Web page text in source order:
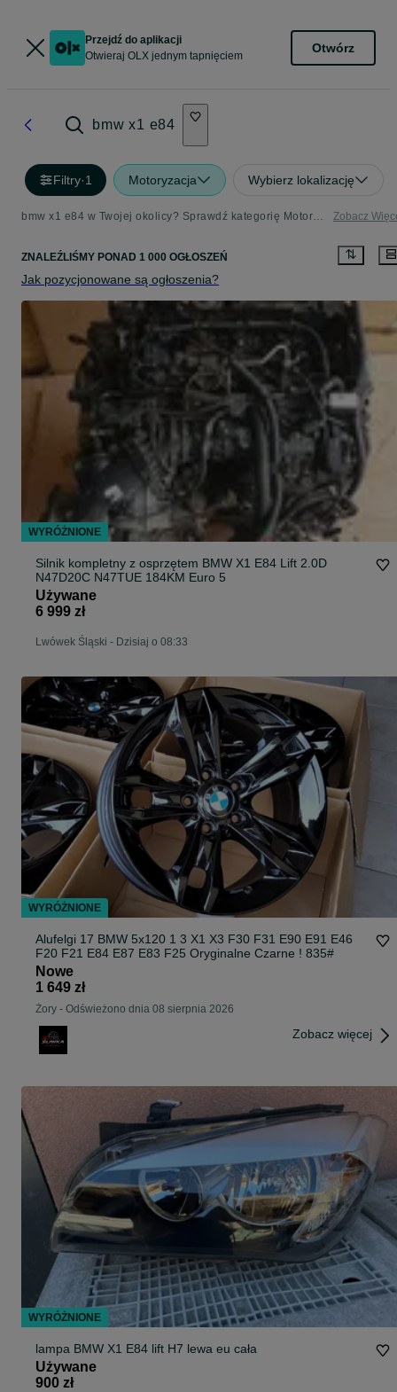
Przejdź do aplikacji
Otwieraj OLX jednym tapnięciem
Otwórz
bmw x1 e84
Filtry·1 Motoryzacja Wybierz lokalizację
bmw x1 e84 w Twojej okolicy? Sprawdź kategorię Motoryzacja Zobacz
ZNALEŹLIŚMY PONAD 1 000 OGŁOSZEŃ
Jak pozycjonowane są ogłoszenia?
Silnik kompletny z osprzętem BMW X1 E84 Lift 2.0D
N47D20C N47TUE 184KM Euro 5
Używane
6 999 zł
Lwówek Śląski - Dzisiaj o 08:33
Alufelgi 17 BMW 5x120 1 3 X1 X3 F30 F31 E90 E91 E46
F20 F21 E84 E87 E83 F25 Oryginalne Czarne ! 835#
Nowe
1 649 zł
Żory - Odświeżono dnia 08 sierpnia 2026
Zobacz więcej
lampa BMW X1 E84 lift H7 lewa eu cała
Używane
900 zł
WYRÓŻNIONE
WYRÓŻNIONE
WYRÓŻNIONE